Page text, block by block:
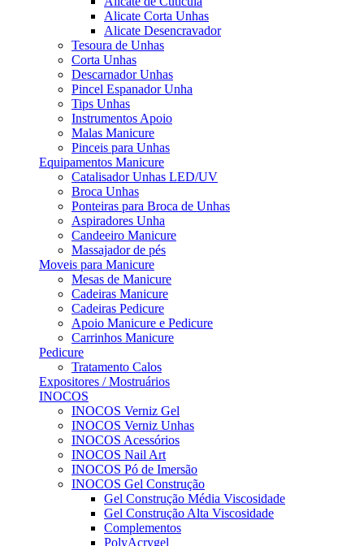
Alicate Corta Unhas
Alicate Desencravador
Tesoura de Unhas
Corta Unhas
Descarnador Unhas
Pincel Espanador Unha
Tips Unhas
Instrumentos Apoio
Malas Manicure
Pinceis para Unhas
Equipamentos Manicure
Catalisador Unhas LED/UV
Broca Unhas
Ponteiras para Broca de Unhas
Aspiradores Unha
Candeeiro Manicure
Massajador de pés
Moveis para Manicure
Mesas de Manicure
Cadeiras Manicure
Cadeiras Pedicure
Apoio Manicure e Pedicure
Carrinhos Manicure
Pedicure
Tratamento Calos
Expositores / Mostruários
INOCOS
INOCOS Verniz Gel
INOCOS Verniz Unhas
INOCOS Acessórios
INOCOS Nail Art
INOCOS Pó de Imersão
INOCOS Gel Construção
Gel Construção Média Viscosidade
Gel Construção Alta Viscosidade
Complementos
PolyAcrygel